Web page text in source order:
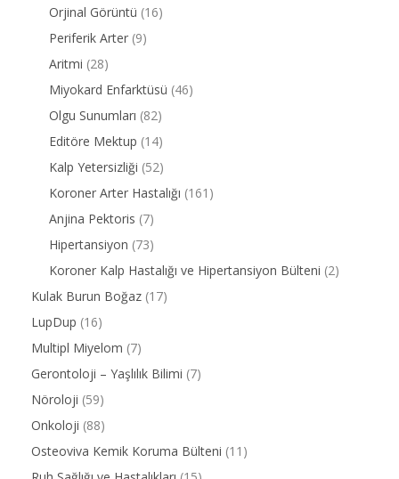
Orjinal Görüntü (16)
Periferik Arter (9)
Aritmi (28)
Miyokard Enfarktüsü (46)
Olgu Sunumları (82)
Editöre Mektup (14)
Kalp Yetersizliği (52)
Koroner Arter Hastalığı (161)
Anjina Pektoris (7)
Hipertansiyon (73)
Koroner Kalp Hastalığı ve Hipertansiyon Bülteni (2)
Kulak Burun Boğaz (17)
LupDup (16)
Multipl Miyelom (7)
Gerontoloji – Yaşlılık Bilimi (7)
Nöroloji (59)
Onkoloji (88)
Osteoviva Kemik Koruma Bülteni (11)